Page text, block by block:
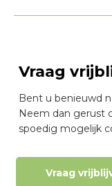
Vraag
Bent u benieuwd
Neem dan gerust
spoedig mogelijk
Vraag